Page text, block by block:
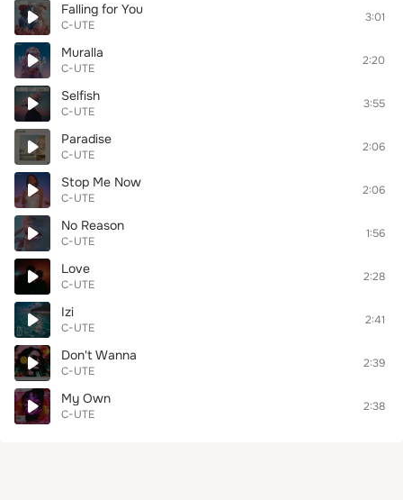
Falling for You
C-UTE
3:01
Muralla
C-UTE
2:20
Selfish
C-UTE
3:55
Paradise
C-UTE
2:06
Stop Me Now
C-UTE
2:06
No Reason
C-UTE
1:56
Love
C-UTE
2:28
Izi
C-UTE
2:41
Don't Wanna
C-UTE
2:39
My Own
C-UTE
2:38